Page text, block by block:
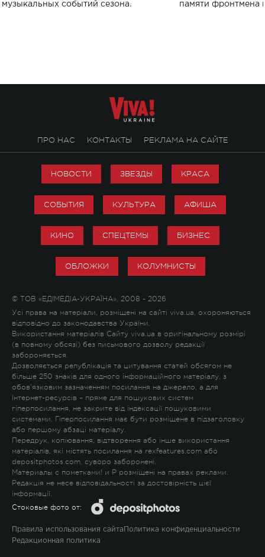
музыкальных событий сезона.
памяти фронтмена
ПРО НАС КОНТАКТЫ РЕКЛАМА НА САЙТЕ
НОВОСТИ ЗВЕЗДЫ КРАСА
СОБЫТИЯ КУЛЬТУРА АФИША
КИНО СПЕЦТЕМЫ БИЗНЕС
ОБЛОЖКИ КОЛУМНИСТЫ
© ТОВ «ЕДІМЕДІА-УКРАЇНА», 2008 - 2026
Усі права на матеріали, розміщені на сайті viva.ua, охороняються
відповідно до законодавства України.
Використання матеріалів Сайту viva.ua в оригінальному розмірі
(в повному обсязі) без письмового дозволу редакції
забороняється.
Дозволяється републікація та цитування статей обсягом не
більше 250 знаків для одного інформаційного матеріалу, з
обов'язковим зазначенням посилання на джерело, а для
Інтернет-ресурсів – пряме для пошукових систем
гіперпосилання, не закрите від індексації пошуковими
системами. Гіперпосилання має бути розміщене в підзаголовку
або першому абзаці матеріалу.
Передрук, копіювання, відтворення або інше використання
матеріалів, які містять посилання на rexfeatures.com або
depositphotos.com, суворо заборонені.
Материалы с пометками! и P розміщені на правах реклами.
Редакція не несе відповідальності за достовірність цієї
інформації.
Стоковые фото от:
Правила использования сайта Политика конфиденциальности
Редакционная политика